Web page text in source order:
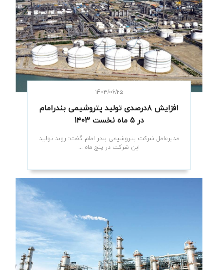
۱۴۰۳/۰۶/۲۵
افزایش ۸درصدی تولید پتروشیمی بندرامام
در ۵ ماه نخست ۱۴۰۳
مدیرعامل شرکت پتروشیمی بندر امام گفت: روند تولید
این شرکت در پنج‌ ماه ...